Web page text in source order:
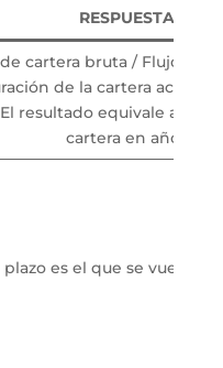
RESPUESTA
cartera bruta / Flujo
de la cartera actual
resultado equivale a la
cartera en años
plazo es el que se vuelve